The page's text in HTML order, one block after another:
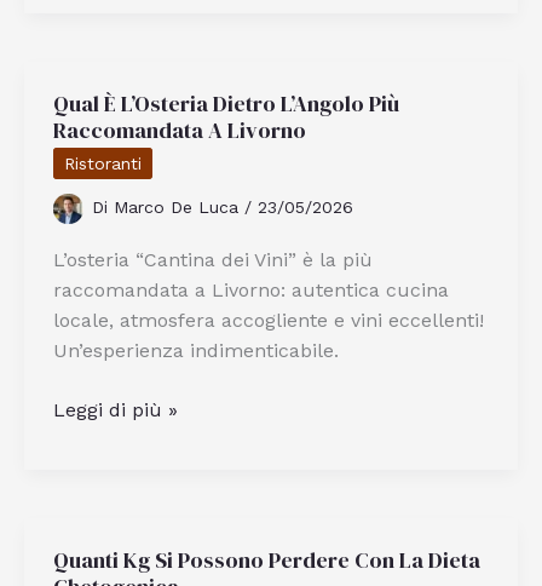
per
Carne
al
Barbecue
per
un
Gusto
Perfetto
Qual È L’Osteria Dietro L’Angolo Più
Raccomandata A Livorno
Ristoranti
Di Marco De Luca / 23/05/2026
L’osteria “Cantina dei Vini” è la più
raccomandata a Livorno: autentica cucina
locale, atmosfera accogliente e vini eccellenti!
Un’esperienza indimenticabile.
Qual
Più
Leggi di più »
Quanti Kg Si Possono Perdere Con La Dieta